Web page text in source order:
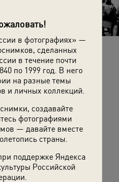
в фотографиях» —
сделанных
в течение почти
по 1999 год. В него
на разные темы
и личных коллекций.
создавайте
фотографиями
— давайте вместе
страны.
поддержке Яндекса
Российской
,«Победители»и«Последние